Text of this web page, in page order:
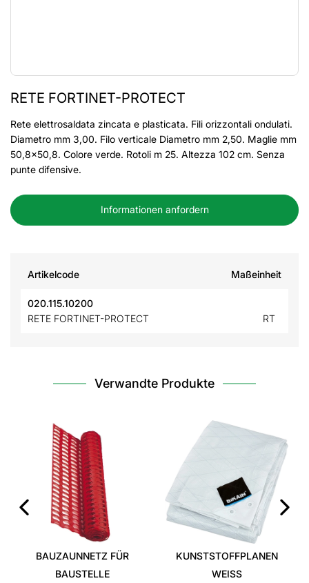
RETE FORTINET-PROTECT
Rete elettrosaldata zincata e plasticata. Fili orizzontali ondulati.
Diametro mm 3,00. Filo verticale Diametro mm 2,50. Maglie mm
50,8x50,8. Colore verde. Rotoli m 25. Altezza 102 cm. Senza
punte difensive.
Informationen anfordern
Artikelcode Maßeinheit
020.115.10200
RETE FORTINET-PROTECT
RT
Verwandte Produkte
BAUZAUNNETZ FÜR
BAUSTELLE
KUNSTSTOFFPLANEN
WEISS